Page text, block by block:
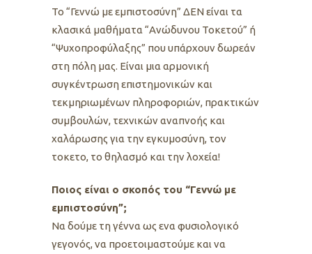
Το “Γεννώ με εμπιστοσύνη” ΔΕΝ είναι τα
κλασικά μαθήματα “Ανώδυνου Τοκετού” ή
“Ψυχοπροφύλαξης” που υπάρχουν δωρεάν
στη πόλη μας. Είναι μια αρμονική
συγκέντρωση επιστημονικών και
τεκμηριωμένων πληροφοριών, πρακτικών
συμβουλών, τεχνικών αναπνοής και
χαλάρωσης για την εγκυμοσύνη, τον
τοκετο, το θηλασμό και την λοχεία!
Ποιος είναι ο σκοπός του “Γεννώ με
εμπιστοσύνη”;
Να δούμε τη γέννα ως ενα φυσιολογικό
γεγονός, να προετοιμαστούμε και να